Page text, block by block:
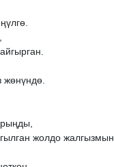
жөнүндө.
жолдо жалгызмын.